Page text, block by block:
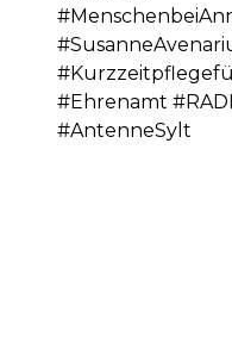
#Ehrenamt
#AntenneSylt